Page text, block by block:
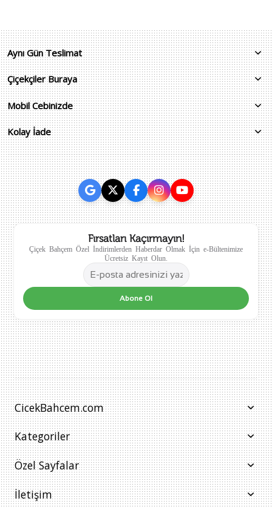
Aynı Gün Teslimat
Çiçekçiler Buraya
Mobil Cebinizde
Kolay İade
Fırsatları Kaçırmayın!
Çiçek Bahçem Özel İndirimlerden Haberdar Olmak İçin e-Bültenimize
Ücretsiz Kayıt Olun.
Abone Ol
CicekBahcem.com
Kategoriler
Özel Sayfalar
İletişim